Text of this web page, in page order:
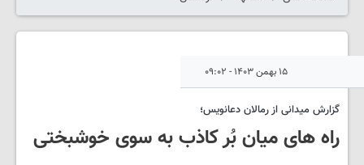
۱۵ بهمن ۱۴۰۳ - ۰۹:۰۲
گزارش میدانی از رمالان دعانویس؛
راه های میان بُر کاذب به سوی خوشبختی